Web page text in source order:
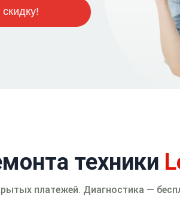
техники
платежей. Диагностика —